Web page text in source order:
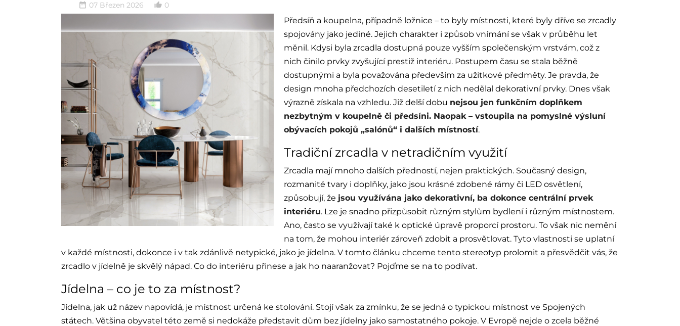
date_range 07 Březen 2026 thumb_up_alt 0
Předsíň a koupelna, případně ložnice – to byly místnosti, které byly dříve se zrcadly
spojovány jako jediné. Jejich charakter i způsob vnímání se však v průběhu let
měnil. Kdysi byla zrcadla dostupná pouze vyšším společenským vrstvám, což z
nich činilo prvky zvyšující prestiž interiéru. Postupem času se stala běžně
dostupnými a byla považována především za užitkové předměty. Je pravda, že
design mnoha předchozích desetiletí z nich nedělal dekorativní prvky. Dnes však
výrazně získala na vzhledu. Již delší dobu nejsou jen funkčním doplňkem
nezbytným v koupelně či předsíni. Naopak – vstoupila na pomyslné výsluní
obývacích pokojů „salónů“ i dalších místností.
Tradiční zrcadla v netradičním využití
Zrcadla mají mnoho dalších předností, nejen praktických. Současný design,
rozmanité tvary i doplňky, jako jsou krásné zdobené rámy či LED osvětlení,
způsobují, že jsou využívána jako dekorativní, ba dokonce centrální prvek
interiéru. Lze je snadno přizpůsobit různým stylům bydlení i různým místnostem.
Ano, často se využívají také k optické úpravě proporcí prostoru. To však nic nemění
na tom, že mohou interiér zároveň zdobit a prosvětlovat. Tyto vlastnosti se uplatní
v každé místnosti, dokonce i v tak zdánlivě netypické, jako je jídelna. V tomto článku chceme tento stereotyp prolomit a přesvědčit vás, že
zrcadlo v jídelně je skvělý nápad. Co do interiéru přinese a jak ho naaranžovat? Pojďme se na to podívat.
Jídelna – co je to za místnost?
Jídelna, jak už název napovídá, je místnost určená ke stolování. Stojí však za zmínku, že se jedná o typickou místnost ve Spojených
státech. Většina obyvatel této země si nedokáže představit dům bez jídelny jako samostatného pokoje. V Evropě nejde o zcela běžné